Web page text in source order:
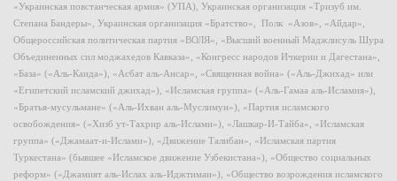
«Украинская повстанческая армия» (УПА), Украинская организация «Тризуб им.
Степана Бандеры», Украинская организация «Братство», Полк «Азов», «Айдар»,
Общероссийская политическая партия «ВОЛЯ», «Высший военный Маджлисуль Шура
Объединенных сил моджахедов Кавказа», «Конгресс народов Ичкерии и Дагестана»,
«База» («Аль-Каида»), «Асбат аль-Ансар», «Священная война» («Аль-Джихад» или
«Египетский исламский джихад»), «Исламская группа» («Аль-Гамаа аль-Исламия»),
«Братья-мусульмане» («Аль-Ихван аль-Муслимун»), «Партия исламского
освобождения» («Хизб ут-Тахрир аль-Ислами»), «Лашкар-И-Тайба», «Исламская
группа» («Джамаат-и-Ислами»), «Движение Талибан», «Исламская партия
Туркестана» (бывшее «Исламское движение Узбекистана»), «Общество социальных
реформ» («Джамият аль-Ислах аль-Иджтимаи»), «Общество возрождения исламского